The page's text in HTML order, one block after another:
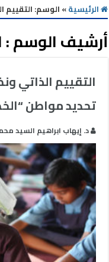
الرئيسية» الوسم: التقييم
أرشيف الوسم :
التقييم الذاتي
تحديد مواطن
د. إيهاب ابراهيم السيد